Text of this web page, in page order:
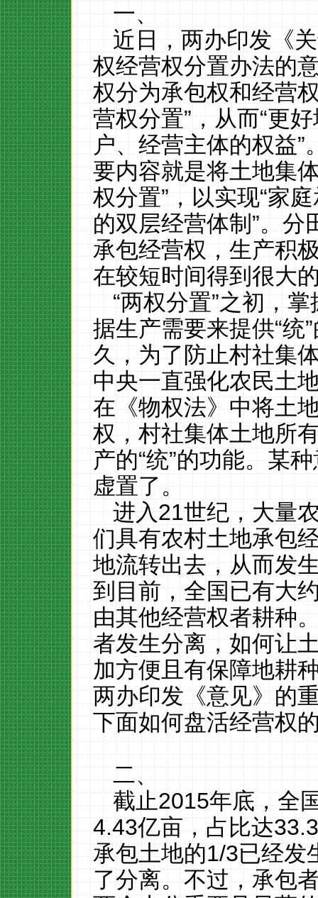
一、
近日，两办印发《
权经营权分置办法的
权分为承包权和经营
营权分置”，从而“更
户、经营主体的权益”
要内容就是将土地集
权分置”，以实现“家
的双层经营体制”。分
承包经营权，生产积
在较短时间得到很大
“两权分置”之初，
据生产需要来提供“统
久，为了防止村社集
中央一直强化农民土
在《物权法》中将土
权，村社集体土地所
产的“统”的功能。某
虚置了。
进入21世纪，大量
们具有农村土地承包
地流转出去，从而发
到目前，全国已有大
由其他经营权者耕种
者发生分离，如何让
加方便且有保障地耕
两办印发《意见》的
下面如何盘活经营权
二、
截止2015年底，全
4.43亿亩，占比达
承包土地的1/3已经发
了分离。不过，承包